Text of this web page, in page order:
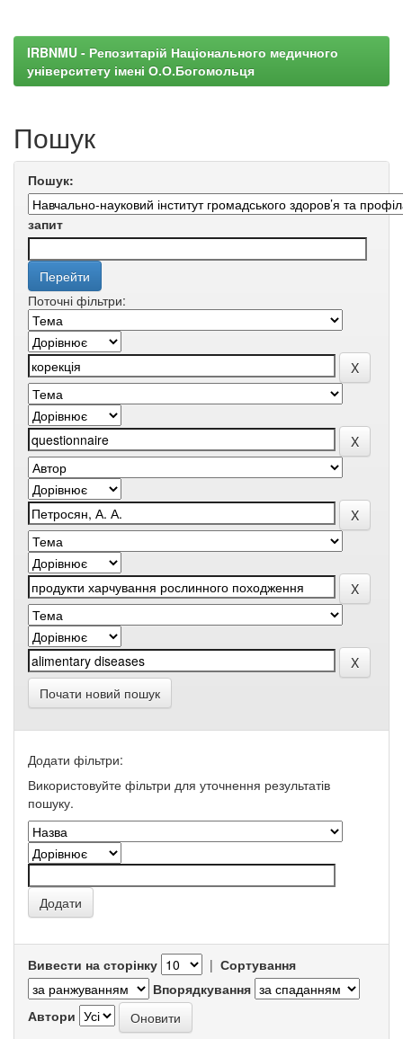
IRBNMU - Репозитарій Національного медичного
університету імені О.О.Богомольця
Пошук
Пошук:
запит
Поточні фільтри:
Почати новий пошук
Додати фільтри:
Використовуйте фільтри для уточнення результатів
пошуку.
Вивести на сторінку | Сортування
Впорядкування
Автори